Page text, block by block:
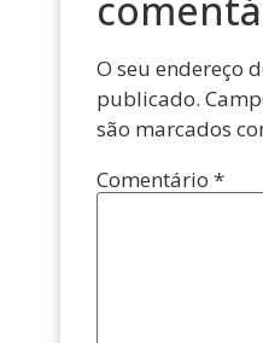
O seu endereço
publicado.
são marcados
Comentário *